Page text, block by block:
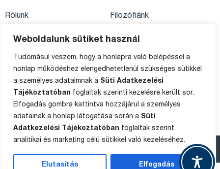
Weboldalunk sütiket használ
Tudomásul veszem, hogy a honlapra való belépéssel a
honlap működéshez elengedhetetlenül szükséges sütikkel
a személyes adataimnak a Süti Adatkezelési
Tájékoztatóban foglaltak szerinti kezelésre került sor.
Elfogadás gombra kattintva hozzájárul a személyes
adatainak a honlap látogatása során a Süti
Adatkezelési Tájékoztatóban foglaltak szerint
analitikai és marketing célú sütikkel való kezeléséhez.
Elutasítás Elfogadás
Rólunk
Private Banking
Ügyféltájékoztató
Sütik
Filozófiánk
Impresszum
Panaszkezelés
Oldaltérkép
Copyright © 2015-2025 SPB Befektetési Zrt.